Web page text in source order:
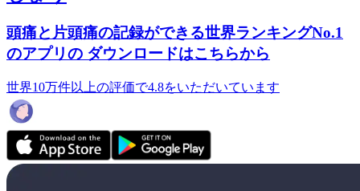
頭痛と片頭痛の記録ができる世界ランキングNo.1
のアプリの ダウンロードはこちらから
世界10万件以上の評価で4.8をいただいています